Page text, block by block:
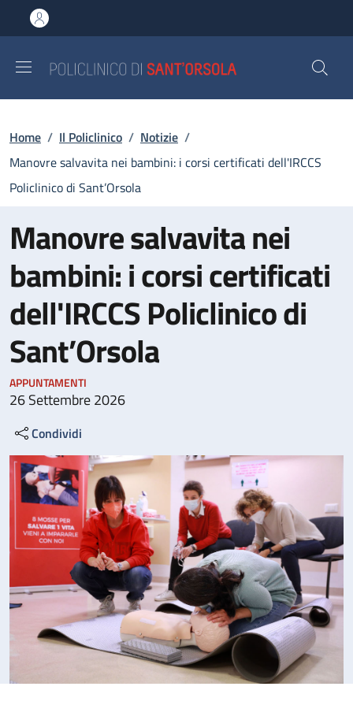
al contenuto principale
to footer content
Briciole di pane
Home / Il Policlinico / Notizie /
Manovre salvavita nei bambini: i corsi certificati dell'IRCCS
Policlinico di Sant’Orsola
Manovre salvavita nei
bambini: i corsi certificati
dell'IRCCS Policlinico di
Sant’Orsola
APPUNTAMENTI
26 Settembre 2026
Condividi